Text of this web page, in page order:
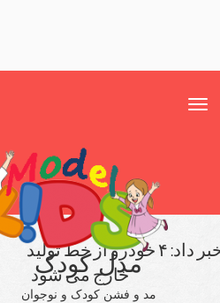
مدل کودک
مد و فشن کودک و نوجوان
وزیر صنعت خبر داد: ۴ خودرو از خط تولید
خارج می شود